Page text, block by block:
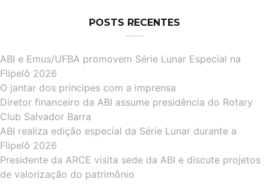
POSTS RECENTES
ABI e Emus/UFBA promovem Série Lunar Especial na
Flipelô 2026
O jantar dos príncipes com a imprensa
Diretor financeiro da ABI assume presidência do Rotary
Club Salvador Barra
ABI realiza edição especial da Série Lunar durante a
Flipelô 2026
Presidente da ARCE visita sede da ABI e discute projetos
de valorização do patrimônio